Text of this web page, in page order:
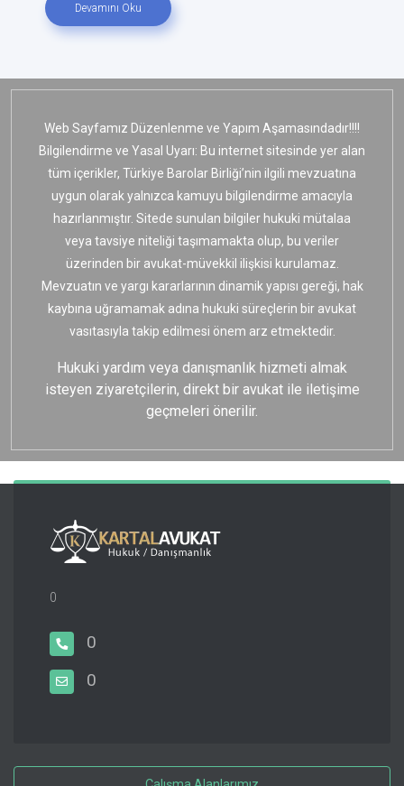
Devamını Oku
Web Sayfamız Düzenlenme ve Yapım Aşamasındadır!!!!
Bilgilendirme ve Yasal Uyarı: Bu internet sitesinde yer alan
tüm içerikler, Türkiye Barolar Birliği’nin ilgili mevzuatına
uygun olarak yalnızca kamuyu bilgilendirme amacıyla
hazırlanmıştır. Sitede sunulan bilgiler hukuki mütalaa
veya tavsiye niteliği taşımamakta olup, bu veriler
üzerinden bir avukat-müvekkil ilişkisi kurulamaz.
Mevzuatın ve yargı kararlarının dinamik yapısı gereği, hak
kaybına uğramamak adına hukuki süreçlerin bir avukat
vasıtasıyla takip edilmesi önem arz etmektedir.
Hukuki yardım veya danışmanlık hizmeti almak
isteyen ziyaretçilerin, direkt bir avukat ile iletişime
geçmeleri önerilir.
0
0
0